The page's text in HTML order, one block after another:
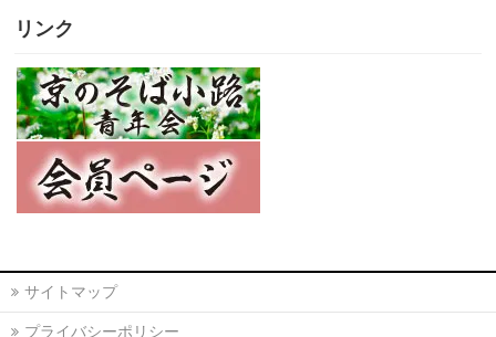
リンク
サイトマップ
プライバシーポリシー